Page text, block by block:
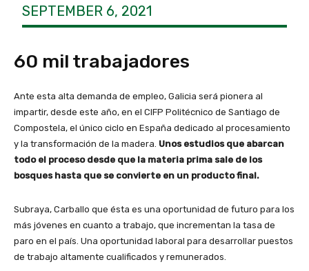
SEPTEMBER 6, 2021
60 mil trabajadores
Ante esta alta demanda de empleo, Galicia será pionera al
impartir, desde este año, en el CIFP Politécnico de Santiago de
Compostela, el único ciclo en España dedicado al procesamiento
y la transformación de la madera. Unos estudios que abarcan
todo el proceso desde que la materia prima sale de los
bosques hasta que se convierte en un producto final.
Subraya, Carballo que ésta es una oportunidad de futuro para los
más jóvenes en cuanto a trabajo, que incrementan la tasa de
paro en el país. Una oportunidad laboral para desarrollar puestos
de trabajo altamente cualificados y remunerados.